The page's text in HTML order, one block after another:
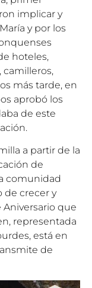
implicar y
y por los
hoteles,
camilleros,
más tarde, en
aprobó los
de este
a partir de la
de
comunidad
de crecer y
Aniversario que
representada
está en
de